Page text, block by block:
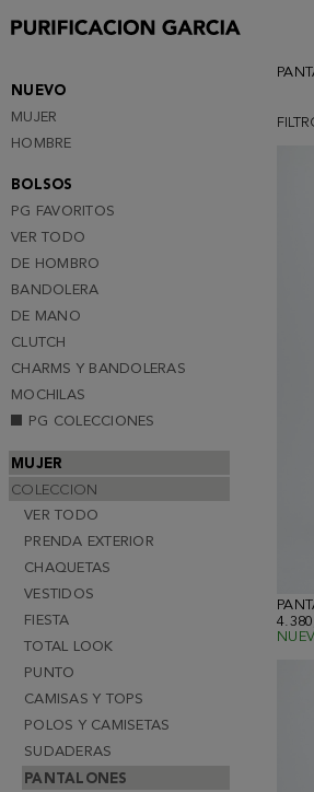
NUEVO
MUJER
HOMBRE
BOLSOS
PG FAVORITOS
VER TODO
DE HOMBRO
BANDOLERA
DE MANO
CLUTCH
CHARMS Y BANDOLERAS
MOCHILAS
PG COLECCIONES
MUJER
COLECCION
VER TODO
PRENDA EXTERIOR
CHAQUETAS
VESTIDOS
FIESTA
TOTAL LOOK
PUNTO
CAMISAS Y TOPS
POLOS Y CAMISETAS
SUDADERAS
PANTALONES